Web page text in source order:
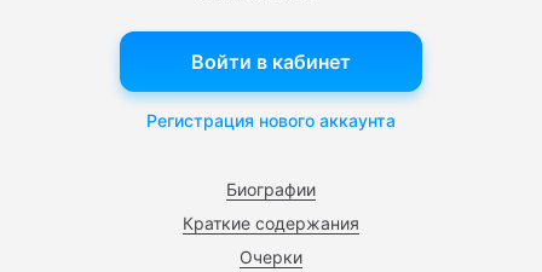
Биографии
Краткие содержания
Очерки
Войти в кабинет
Регистрация нового аккаунта